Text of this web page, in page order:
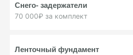
Снего- задержатели
70 000₽ за комплект
Ленточный фундамент